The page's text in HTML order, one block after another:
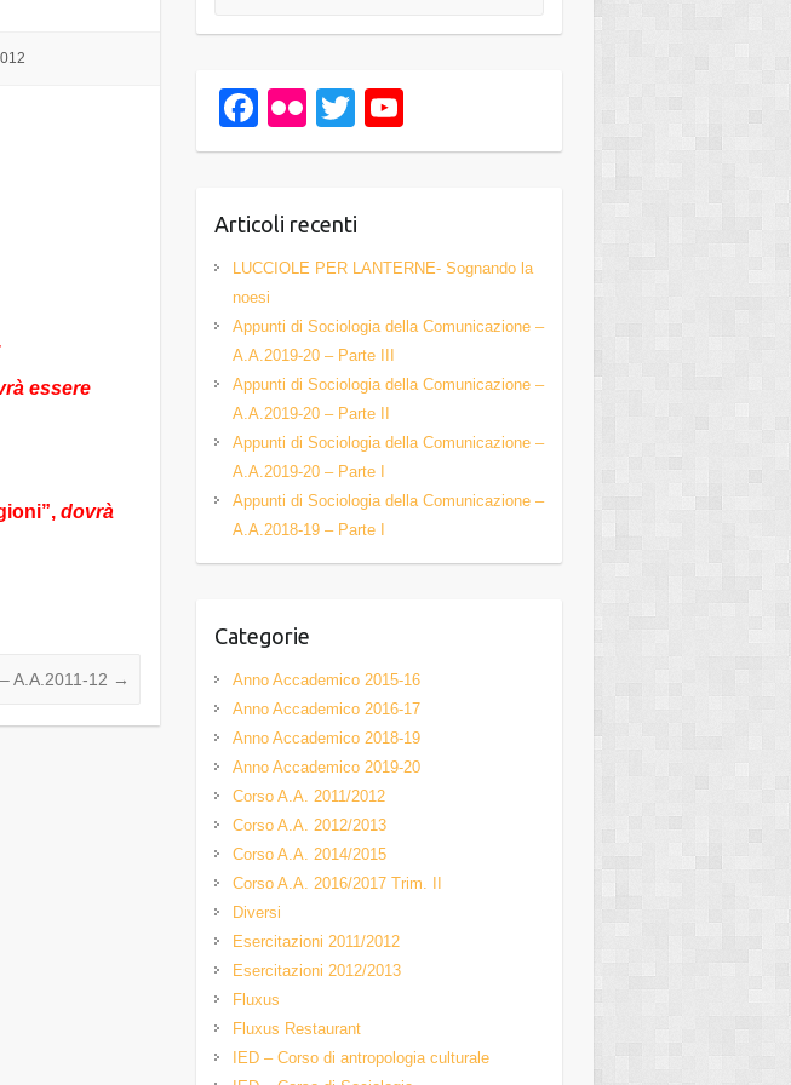
essere
dovrà
A.A.2011-12 →
F
a
e
b
o
o
k
Fl
ic
T
wi
er
o
u
e
C
a
n
el
Articoli recenti
LUCCIOLE PER LANTERNE- Sognando la
noesi
Appunti di Sociologia della Comunicazione –
A.A.2019-20 – Parte III
Appunti di Sociologia della Comunicazione –
A.A.2019-20 – Parte II
Appunti di Sociologia della Comunicazione –
A.A.2019-20 – Parte I
Appunti di Sociologia della Comunicazione –
A.A.2018-19 – Parte I
Categorie
Anno Accademico 2015-16
Anno Accademico 2016-17
Anno Accademico 2018-19
Anno Accademico 2019-20
Corso A.A. 2011/2012
Corso A.A. 2012/2013
Corso A.A. 2014/2015
Corso A.A. 2016/2017 Trim. II
Diversi
Esercitazioni 2011/2012
Esercitazioni 2012/2013
Fluxus
Fluxus Restaurant
IED – Corso di antropologia culturale